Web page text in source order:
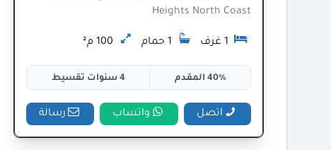
Heights North Coast
1 غرف 1 حمام 100 م²
40% المقدم 4 سنوات تقسيط
اتصل واتساب رسالة